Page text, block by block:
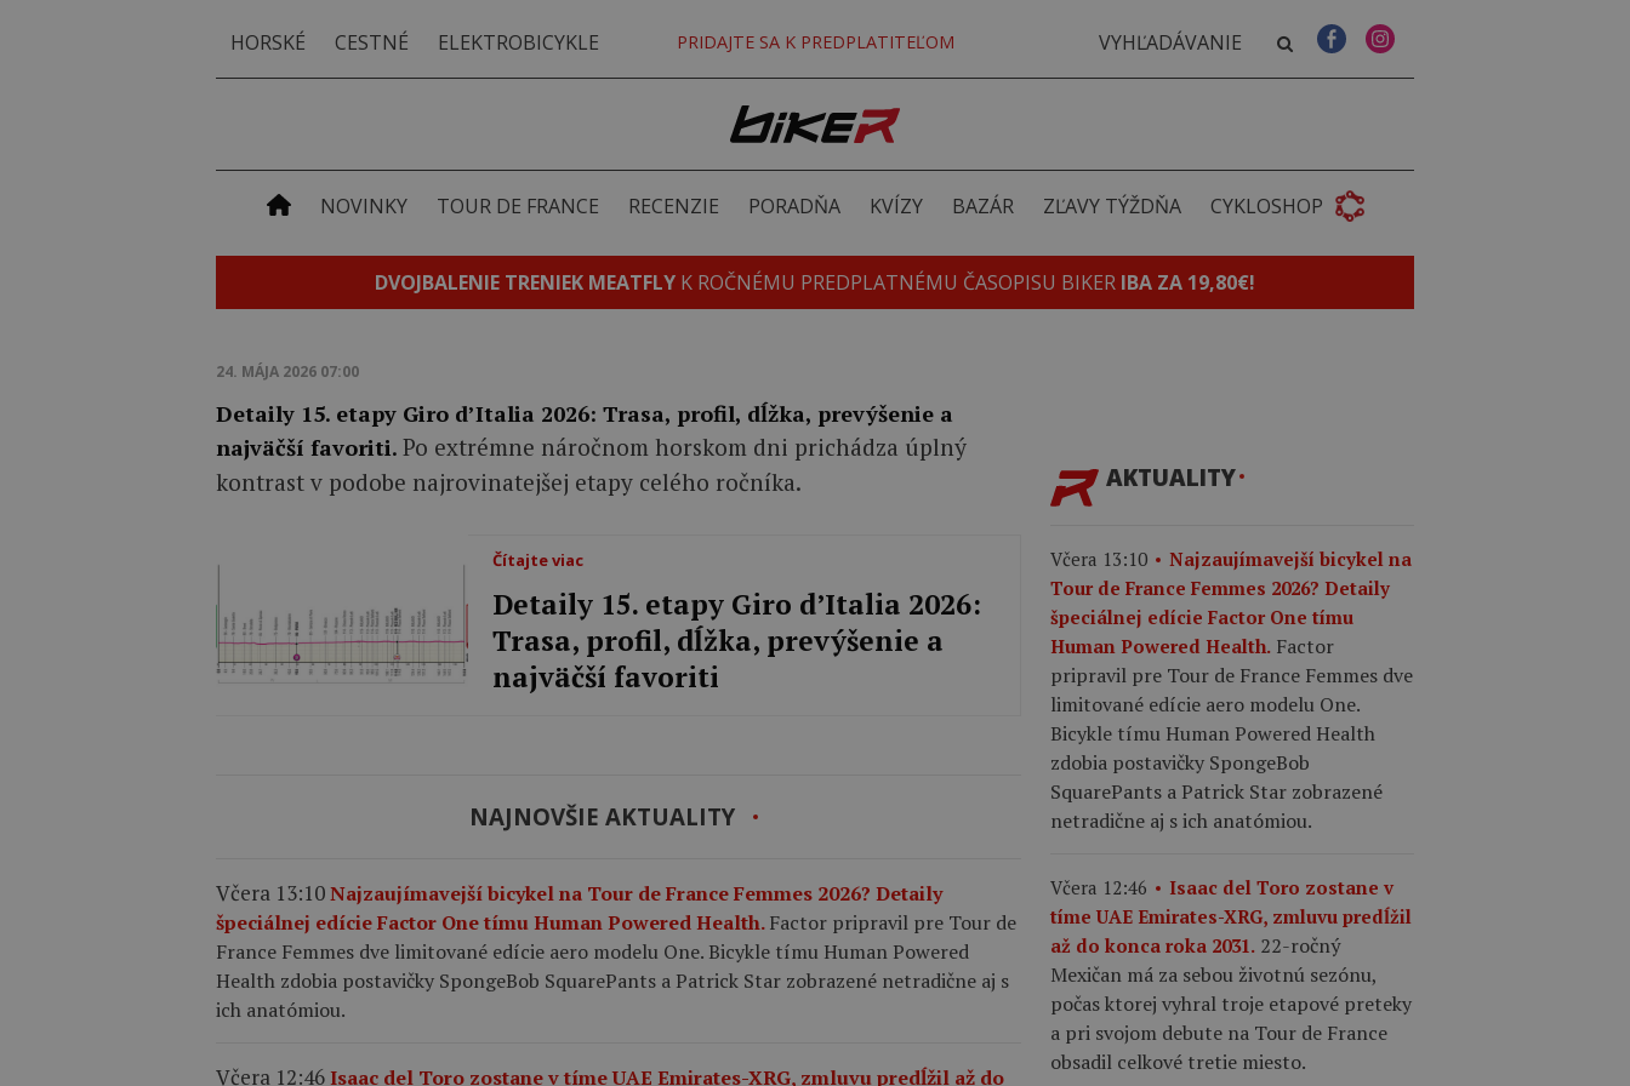
HORSKÉ CESTNÉ ELEKTROBICYKLE PRIDAJTE SA K PREDPLATITEĽOM
NOVINKY TOUR DE FRANCE RECENZIE PORADŇA KVÍZY BAZÁR ZĽAVY TÝŽDŇA CYKLOSHOP
DVOJBALENIE TRENIEK MEATFLY K ROČNÉMU PREDPLATNÉMU ČASOPISU BIKER IBA ZA 19,80€!
24. MÁJA 2026 07:00
Detaily 15. etapy Giro d’Italia 2026: Trasa, profil, dĺžka, prevýšenie a
najväčší favoriti. Po extrémne náročnom horskom dni prichádza úplný
kontrast v podobe najrovinatejšej etapy celého ročníka.
Čítajte viac
Detaily 15. etapy Giro d’Italia 2026:
Trasa, profil, dĺžka, prevýšenie a
najväčší favoriti
NAJNOVŠIE AKTUALITY
Včera 13:10Najzaujímavejší bicykel na Tour de France Femmes 2026? Detaily
špeciálnej edície Factor One tímu Human Powered Health.Factor pripravil pre Tour de
France Femmes dve limitované edície aero modelu One. Bicykle tímu Human Powered
Health zdobia postavičky SpongeBob SquarePants a Patrick Star zobrazené netradične aj s
ich anatómiou.
Včera 12:46Isaac del Toro zostane v tíme UAE Emirates-XRG, zmluvu predĺžil až do
AKTUALITY
Včera 13:10
Najzaujímavejší bicykel na
Tour de France Femmes 2026? Detaily
špeciálnej edície Factor One tímu
Human Powered Health. Factor
pripravil pre Tour de France Femmes dve
limitované edície aero modelu One.
Bicykle tímu Human Powered Health
zdobia postavičky SpongeBob
SquarePants a Patrick Star zobrazené
netradične aj s ich anatómiou.
Včera 12:46
Isaac del Toro zostane v
tíme UAE Emirates-XRG, zmluvu predĺžil
až do konca roka 2031. 22-ročný
Mexičan má za sebou životnú sezónu,
počas ktorej vyhral troje etapové preteky
a pri svojom debute na Tour de France
obsadil celkové tretie miesto.